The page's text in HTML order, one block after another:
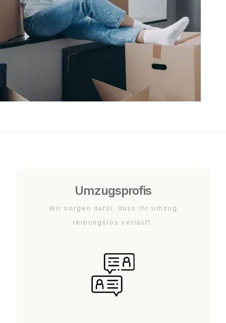
Umzugsprofis
Wir sorgen dafür, dass Ihr Umzug
reibungslos verläuft.